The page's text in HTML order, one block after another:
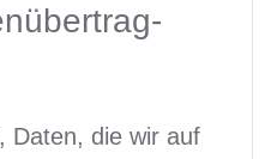
Daten, die wir auf